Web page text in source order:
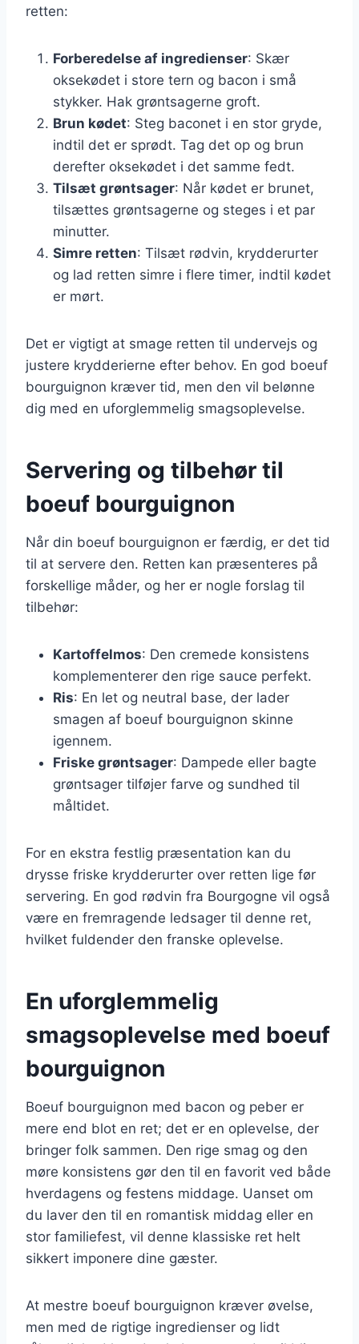
retten:
Forberedelse af ingredienser: Skær
oksekødet i store tern og bacon i små
stykker. Hak grøntsagerne groft.
Brun kødet: Steg baconet i en stor gryde,
indtil det er sprødt. Tag det op og brun
derefter oksekødet i det samme fedt.
Tilsæt grøntsager: Når kødet er brunet,
tilsættes grøntsagerne og steges i et par
minutter.
Simre retten: Tilsæt rødvin, krydderurter
og lad retten simre i flere timer, indtil kødet
er mørt.
Det er vigtigt at smage retten til undervejs og
justere krydderierne efter behov. En god boeuf
bourguignon kræver tid, men den vil belønne
dig med en uforglemmelig smagsoplevelse.
Servering og tilbehør til
boeuf bourguignon
Når din boeuf bourguignon er færdig, er det tid
til at servere den. Retten kan præsenteres på
forskellige måder, og her er nogle forslag til
tilbehør:
Kartoffelmos: Den cremede konsistens
komplementerer den rige sauce perfekt.
Ris: En let og neutral base, der lader
smagen af boeuf bourguignon skinne
igennem.
Friske grøntsager: Dampede eller bagte
grøntsager tilføjer farve og sundhed til
måltidet.
For en ekstra festlig præsentation kan du
drysse friske krydderurter over retten lige før
servering. En god rødvin fra Bourgogne vil også
være en fremragende ledsager til denne ret,
hvilket fuldender den franske oplevelse.
En uforglemmelig
smagsoplevelse med boeuf
bourguignon
Boeuf bourguignon med bacon og peber er
mere end blot en ret; det er en oplevelse, der
bringer folk sammen. Den rige smag og den
møre konsistens gør den til en favorit ved både
hverdagens og festens middage. Uanset om
du laver den til en romantisk middag eller en
stor familiefest, vil denne klassiske ret helt
sikkert imponere dine gæster.
At mestre boeuf bourguignon kræver øvelse,
men med de rigtige ingredienser og lidt